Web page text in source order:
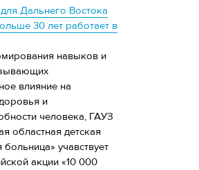
Дальнего Востока
30 лет работает в
навыков и
влияние на
и
человека, ГАУЗ
областная детская
больница» учавствует
акции «10 000